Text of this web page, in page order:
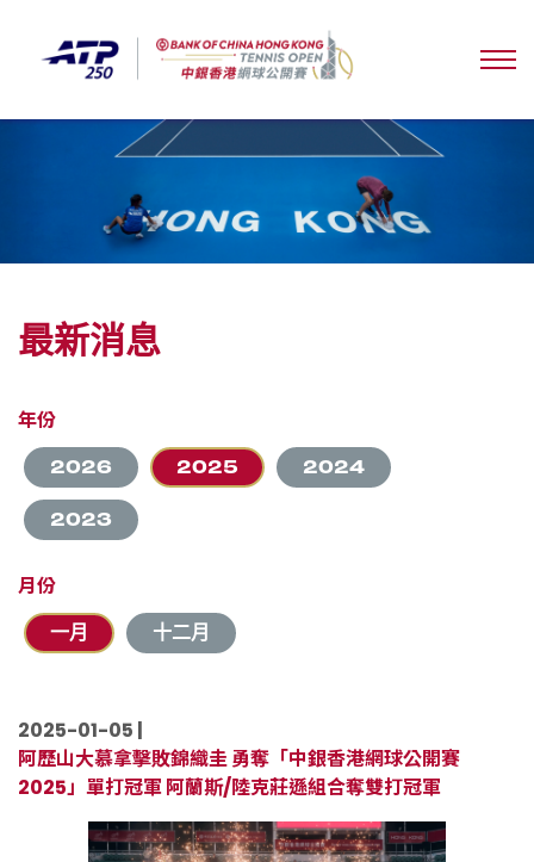
最新消息
年份
2026 2025 2024
2023
月份
一月 十二月
2025-01-05 |
阿歷山大慕拿擊敗錦織圭 勇奪「中銀香港網球公開賽
2025」單打冠軍 阿蘭斯/陸克莊遜組合奪雙打冠軍